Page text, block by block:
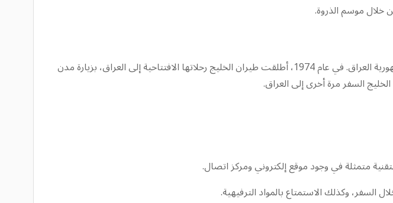
أعلنت طيران الخليج، الناقل الوطني للبحرين، عن عودة تشغيل الرحلات بين مملكة البحرين وجمهورية العراق. في عام 1974، أطلقت طيران الخليج رحلاتها الافتتاحية إلى العراق، بزيارة مدن
متمثلة في وجود موقع إلكتروني ومركز اتصال.
وكذلك الاستمتاع بالمواد الترفيهية.